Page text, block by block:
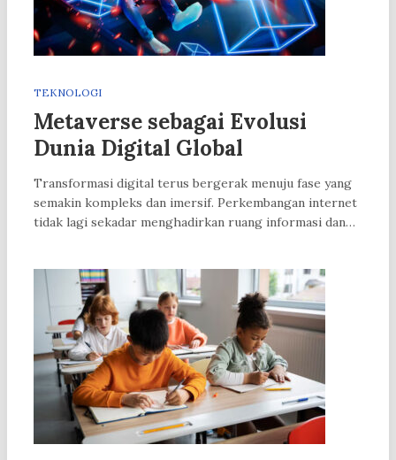
TEKNOLOGI
Metaverse sebagai Evolusi
Dunia Digital Global
Transformasi digital terus bergerak menuju fase yang
semakin kompleks dan imersif. Perkembangan internet
tidak lagi sekadar menghadirkan ruang informasi dan…